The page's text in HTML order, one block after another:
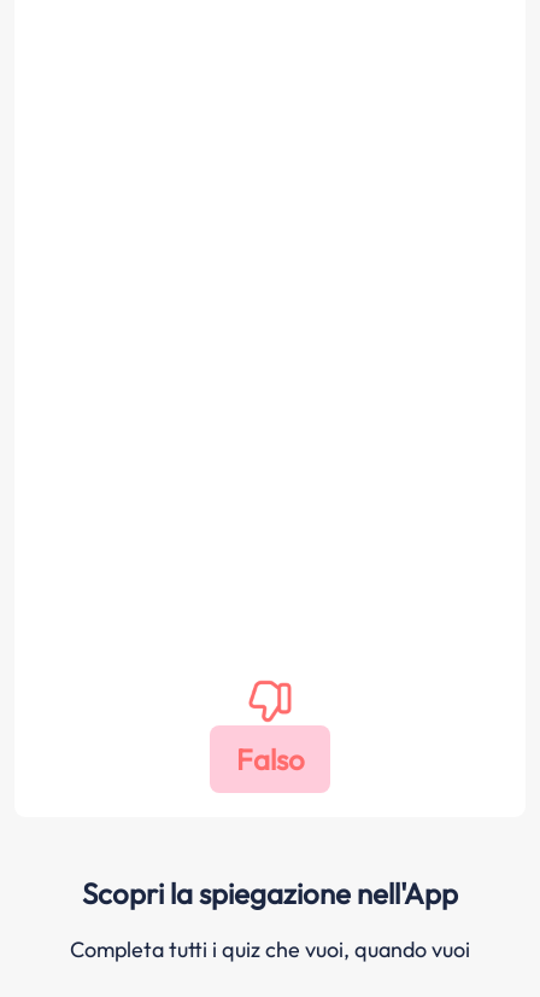
Scopri la spiegazione nell'App
Completa tutti i quiz che vuoi, quando vuoi